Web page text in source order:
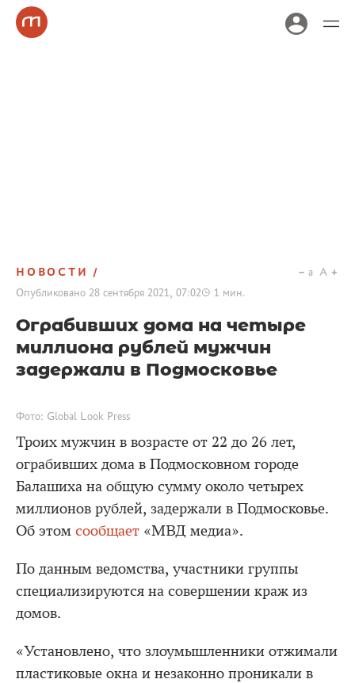
НОВОСТИ
Опубликовано 28 сентября 2021, 07:02 1 мин.
a A
Ограбивших дома на четыре
миллиона рублей мужчин
задержали в Подмосковье
Фото: Global Look Press
Троих мужчин в возрасте от 22 до 26 лет,
ограбивших дома в Подмосковном городе
Балашиха на общую сумму около четырех
миллионов рублей, задержали в Подмосковье.
Об этом сообщает «МВД медиа».
По данным ведомства, участники группы
специализируются на совершении краж из
домов.
«Установлено, что злоумышленники отжимали
пластиковые окна и незаконно проникали в